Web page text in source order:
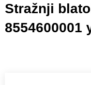
Stražnji
8554600001